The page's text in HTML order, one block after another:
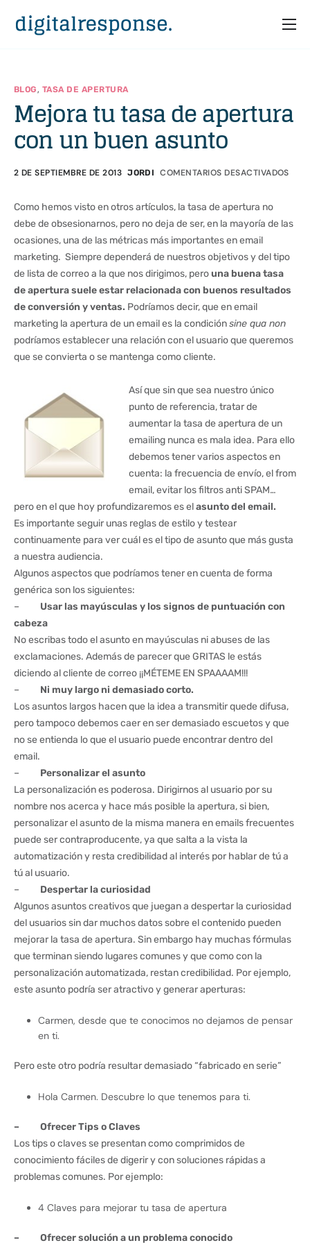
Partners
Casos
BLOG, TASA DE APERTURA
Mejora tu tasa de apertura
con un buen asunto
2 DE SEPTIEMBRE DE 2013 JORDI COMENTARIOS DESACTIVADOS
Como hemos visto en otros artículos, la tasa de apertura no
debe de obsesionarnos, pero no deja de ser, en la mayoría de las
ocasiones, una de las métricas más importantes en email
marketing. Siempre dependerá de nuestros objetivos y del tipo
de lista de correo a la que nos dirigimos, perouna buena tasa
de apertura suele estar relacionada con buenos resultados
de conversión y ventas. Podríamos decir, que en email
marketing la apertura de un email es la condiciónsine qua non
podríamos establecer una relación con el usuario que queremos
que se convierta o se mantenga como cliente.
Así que sin que sea nuestro único
punto de referencia, tratar de
aumentar la tasa de apertura de un
emailing nunca es mala idea. Para ello
debemos tener varios aspectos en
cuenta: la frecuencia de envío, el from
email, evitar los filtros anti SPAM…
pero en el que hoy profundizaremos es elasunto del email.
Es importante seguir unas reglas de estilo y testear
continuamente para ver cuál es el tipo de asunto que más gusta
a nuestra audiencia.
Algunos aspectos que podríamos tener en cuenta de forma
genérica son los siguientes:
– Usar las mayúsculas y los signos de puntuación con
cabeza
No escribas todo el asunto en mayúsculas ni abuses de las
exclamaciones. Además de parecer que GRITAS le estás
diciendo al cliente de correo ¡¡MÉTEME EN SPAAAAM!!!
– Ni muy largo ni demasiado corto.
Los asuntos largos hacen que la idea a transmitir quede difusa,
pero tampoco debemos caer en ser demasiado escuetos y que
no se entienda lo que el usuario puede encontrar dentro del
email.
– Personalizar el asunto
La personalización es poderosa. Dirigirnos al usuario por su
nombre nos acerca y hace más posible la apertura, si bien,
personalizar el asunto de la misma manera en emails frecuentes
puede ser contraproducente, ya que salta a la vista la
automatización y resta credibilidad al interés por hablar de tú a
tú al usuario.
– Despertar la curiosidad
Algunos asuntos creativos que juegan a despertar la curiosidad
del usuarios sin dar muchos datos sobre el contenido pueden
mejorar la tasa de apertura. Sin embargo hay muchas fórmulas
que terminan siendo lugares comunes y que como con la
personalización automatizada, restan credibilidad. Por ejemplo,
este asunto podría ser atractivo y generar aperturas:
Carmen, desde que te conocimos no dejamos de pensar
en ti.
Pero este otro podría resultar demasiado “fabricado en serie”
Hola Carmen. Descubre lo que tenemos para ti.
– Ofrecer Tips o Claves
Los tips o claves se presentan como comprimidos de
conocimiento fáciles de digerir y con soluciones rápidas a
problemas comunes. Por ejemplo:
4 Claves para mejorar tu tasa de apertura
– Ofrecer solución a un problema conocido